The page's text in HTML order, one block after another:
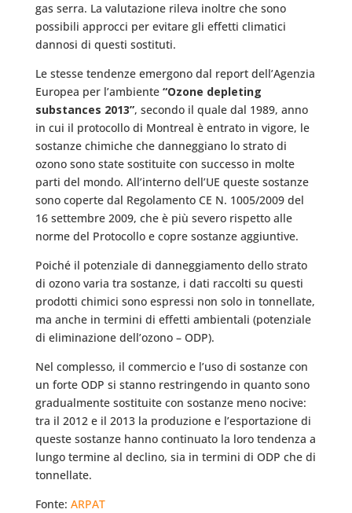
gas serra. La valutazione rileva inoltre che sono
possibili approcci per evitare gli effetti climatici
dannosi di questi sostituti.
Le stesse tendenze emergono dal report dell’Agenzia
Europea per l’ambiente “Ozone depleting
substances 2013”, secondo il quale dal 1989, anno
in cui il protocollo di Montreal è entrato in vigore, le
sostanze chimiche che danneggiano lo strato di
ozono sono state sostituite con successo in molte
parti del mondo. All’interno dell’UE queste sostanze
sono coperte dal Regolamento CE N. 1005/2009 del
16 settembre 2009, che è più severo rispetto alle
norme del Protocollo e copre sostanze aggiuntive.
Poiché il potenziale di danneggiamento dello strato
di ozono varia tra sostanze, i dati raccolti su questi
prodotti chimici sono espressi non solo in tonnellate,
ma anche in termini di effetti ambientali (potenziale
di eliminazione dell’ozono – ODP).
Nel complesso, il commercio e l’uso di sostanze con
un forte ODP si stanno restringendo in quanto sono
gradualmente sostituite con sostanze meno nocive:
tra il 2012 e il 2013 la produzione e l’esportazione di
queste sostanze hanno continuato la loro tendenza a
lungo termine al declino, sia in termini di ODP che di
tonnellate.
Fonte: ARPAT